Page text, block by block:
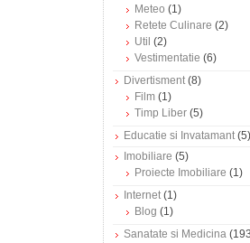
Meteo (1)
Retete Culinare (2)
Util (2)
Vestimentatie (6)
Divertisment(8)
Film (1)
Timp Liber (5)
Educatie si Invatamant(5)
Imobiliare (5)
Proiecte Imobiliare (1)
Internet(1)
Blog (1)
Sanatate si Medicina